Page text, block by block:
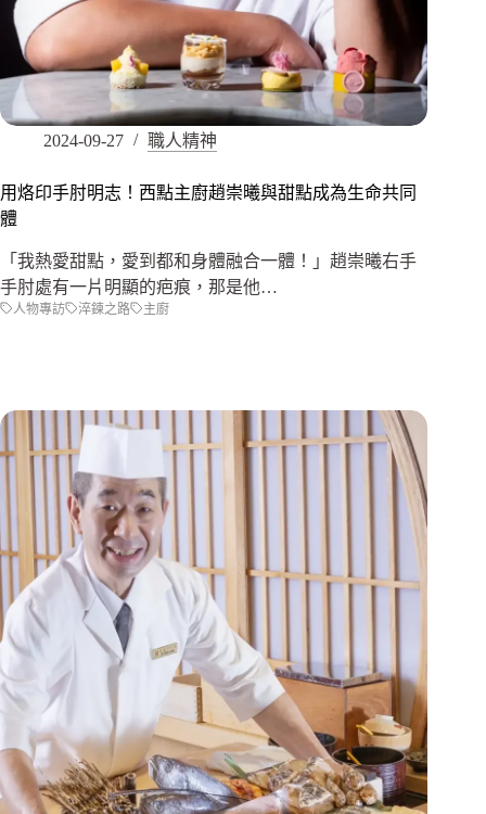
2024-09-27 職人精神
用烙印手肘明志！西點主廚趙崇曦與甜點成為生命共同
體
「我熱愛甜點，愛到都和身體融合一體！」趙崇曦右手
手肘處有一片明顯的疤痕，那是他…
人物專訪 淬鍊之路 主廚